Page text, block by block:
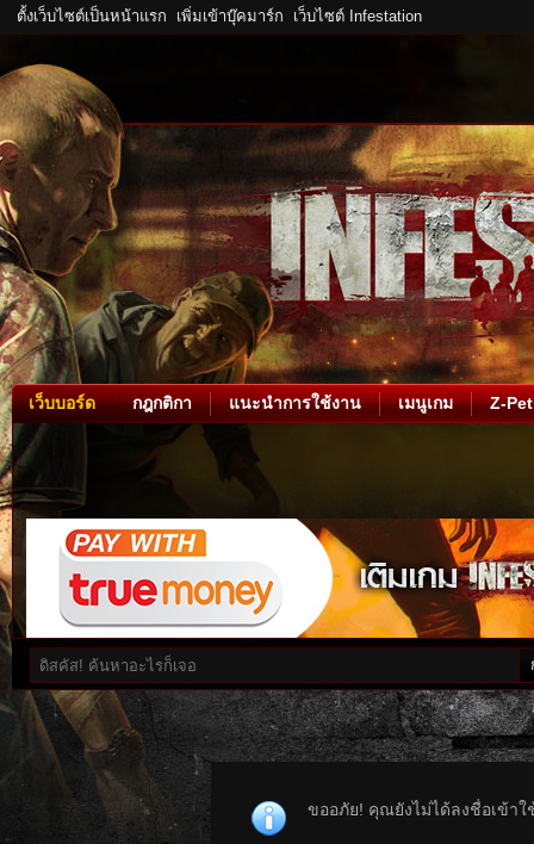
ตั้งเว็บไซต์เป็นหน้าแรก เพิ่มเข้าบุ๊คมาร์ก เว็บไซต์ Infestation
เว็บบอร์ด กฎกติกา แนะนำการใช้งาน เมนูเกม Z-Pet
ขออภัย! คุณยังไม่ได้ลงชื่อเข้า